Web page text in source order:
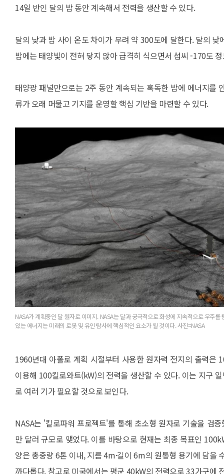
14일 반인 달의 밤 동안 계속해서 전력을 생산할 수 있다.
달의 낮과 밤 사이 온도 차이가 무려 약 300도에 달한다. 달의
밤에는 태양빛이 전혀 닿지 않아 급격히 식으면서 섭씨 -170도
태양광 패널만으로는 2주 동안 계속되는 혹독한 밤에 에너지를
류가 오래 머물고 기지를 운영할 핵심 기반을 마련할 수 있다.
NASA가 계획중인 달 원자로 이미지. NASA는 달과 궁극적으로 화성에 지속적으로 우주
있는 에너지는 미래의 로봇 및 유인 탐사에 핵심적인 요소가 될 것이다. 사진=NASA
1960년대 아폴로 계획 시절부터 사용한 원자력 전지의 출력은
이용해 100킬로와트(kW)의 전력을 생산할 수 있다. 이는 지구
로 여러 기가 필요할 것으로 보인다.
NASA는 '킬로파워 프로젝트'를 통해 초소형 원자로 기술을 검
만 달러 규모로 맺었다. 이를 바탕으로 현재는 최종 목표인
양은 총중량 6톤 이내, 지름 4m·길이 6m의 원통형 용기에 담을
까다롭다. 참고로 미국에서는 평균 40kW의 전력으로 33가구에